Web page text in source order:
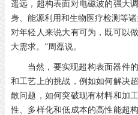
遥远，超构表面对电磁波的强大
身、能源利用和生物医疗检测等
对年轻人来说大有可为，既可以
大需求。”周磊说。
当然，要实现超构表面器件
和工艺上的挑战，例如如何解决
散问题，如何突破现有材料和加
性、多样化和低成本的高性能超